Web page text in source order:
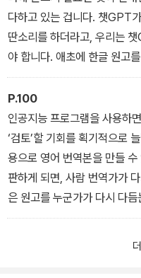
다하고 있는 겁니다. 챗GPT
딴소리를 하더라고, 우리는
야 합니다. 애초에 한글 원고
쓰는 것이 좋다고는 앞에서
할 때에도 인공지능의 눈높이
와의 대화 횟수가 늘어날수록
트의 내용이 더 구체화될수록
다 ‘여러분 스타일’에 가까워
P.100
인공지능 프로그램을 사용하
‘검토’할 기회를 획기적으로
용으로 영어 번역본을 만들
판하게 되면, 사람 번역가가
은 원고를 누군가가 다시 다
만 ‘검토’를 위한 번역은 훨